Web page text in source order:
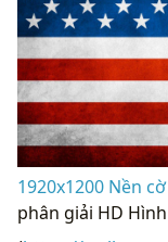
1920x1200 Nền
phân giải HD